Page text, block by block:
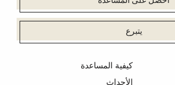
يتبرع
كيفية المساعدة
الأحداث